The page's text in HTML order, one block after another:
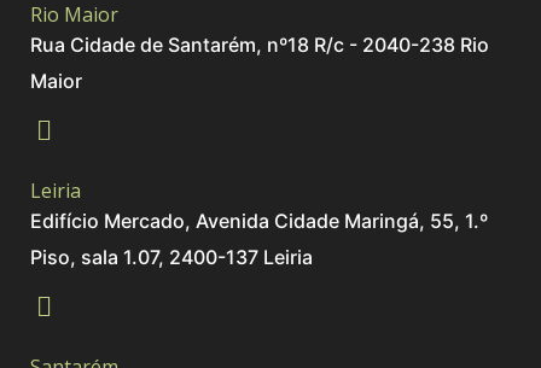
Rio Maior
Rua Cidade de Santarém, nº18 R/c - 2040-238 Rio
Maior
Leiria
Edifício Mercado, Avenida Cidade Maringá, 55, 1.º
Piso, sala 1.07, 2400-137 Leiria